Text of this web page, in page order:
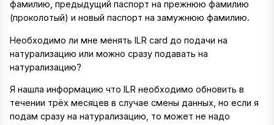
фамилию, предыдущий паспорт на прежнюю фамилию
(проколотый) и новый паспорт на замужнюю фамилию.
Необходимо ли мне менять ILR card до подачи на
натурализацию или можно сразу подавать на
натурализацию?
Я нашла информацию что ILR необходимо обновить в
течении трёх месяцев в случае смены данных, но если я
подам сразу на натурализацию, то может не надо